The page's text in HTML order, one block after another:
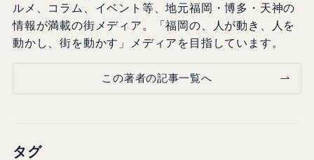
ルメ、コラム、イベント等、地元福岡・博多・天神の
情報が満載の街メディア。「福岡の、人が動き、人を
動かし、街を動かす」メディアを目指しています。
この著者の記事一覧へ
タグ